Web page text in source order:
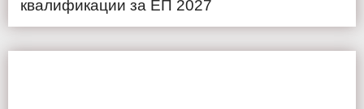
квалификации за ЕП 2027